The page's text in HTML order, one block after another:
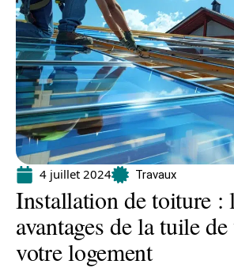
4 juillet 2024 Travaux
Installation de toiture :
avantages de la tuile
votre logement